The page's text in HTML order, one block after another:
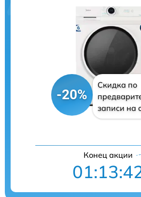
-20%
Скидка по
записи на
Конец акции